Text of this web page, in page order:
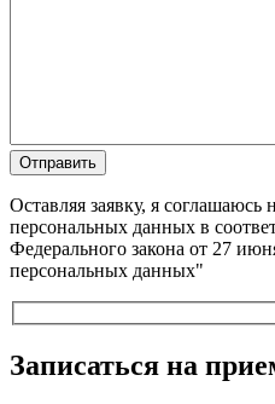
Оставляя заявку, я соглашаюсь
персональных данных в
Федерального закона от 27
персональных данных"
Записаться на